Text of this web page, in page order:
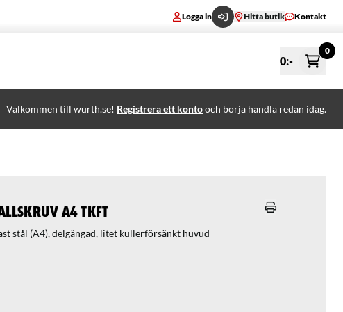
Logga in Hitta butik Kontakt
0:-
0
Välkommen till wurth.se! Registrera ett kontooch börja handla redan idag.
A4 TKFT
stål (A4), delgängad, litet kullerförsänkt huvud